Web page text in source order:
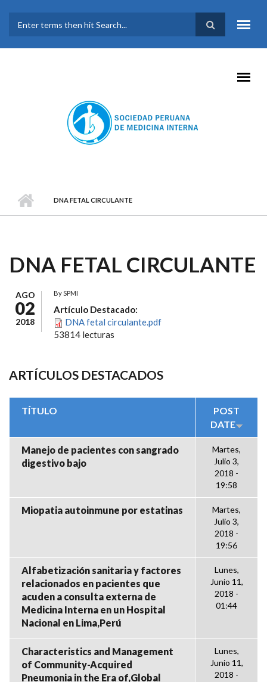
FORMULARIO DE
BÚSQUEDA
DNA FETAL CIRCULANTE
DNA FETAL CIRCULANTE
AGO
02
2018
BySPMI
Artículo Destacado:
DNA fetal circulante.pdf
53814 lecturas
ARTÍCULOS DESTACADOS
TÍTULO
POST
DATE
Manejo de pacientes con sangrado
digestivo bajo
Martes,
Julio 3,
2018 -
19:58
Miopatia autoinmune por estatinas
Martes,
Julio 3,
2018 -
19:56
Alfabetización sanitaria y factores
relacionados en pacientes que
acuden a consulta externa de
Medicina Interna en un Hospital
Nacional en Lima,Perú
Lunes,
Junio 11,
2018 -
01:44
Characteristics and Management
of Community-Acquired
Pneumonia in the Era of,Global
Lunes,
Junio 11,
2018 -